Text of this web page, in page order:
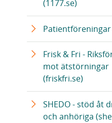
(1177.se)
Patientföreningar
Frisk & Fri -
mot ätstörningar
(friskfri.se)
SHEDO - stöd åt
och anhöriga